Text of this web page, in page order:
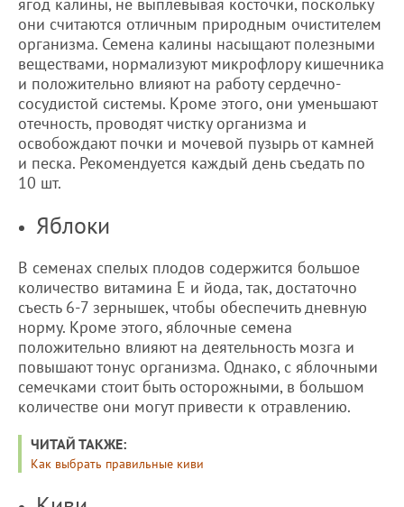
они считаются отличным природным очистителем
организма. Семена калины насыщают полезными
веществами, нормализуют микрофлору кишечника
и положительно влияют на работу сердечно-
сосудистой системы. Кроме этого, они уменьшают
отечность, проводят чистку организма и
освобождают почки и мочевой пузырь от камней
и песка. Рекомендуется каждый день съедать по
10 шт.
Яблоки
В семенах спелых плодов содержится большое
количество витамина Е и йода, так, достаточно
съесть 6-7 зернышек, чтобы обеспечить дневную
норму. Кроме этого, яблочные семена
положительно влияют на деятельность мозга и
повышают тонус организма. Однако, с яблочными
семечками стоит быть осторожными, в большом
количестве они могут привести к отравлению.
ЧИТАЙ ТАКЖЕ:
Как выбрать правильные киви